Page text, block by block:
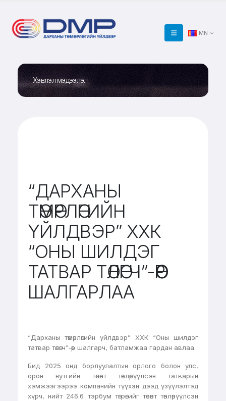
MN
Хэвлэл мэдээлэл
“ДАРХАНЫ
ТӨМӨРЛӨГИЙН
ҮЙЛДВЭР” ХХК
“ОНЫ ШИЛДЭГ
ТАТВАР ТӨЛӨГЧ”-ӨӨР
ШАЛГАРЛАА
“Дарханы төмөрлөгийн үйлдвэр” ХХК “Оны шилдэг
татвар төлөгч”-өөр шалгарч, батламжаа гардан авлаа.
Бид 2025 онд борлуулалтын орлого болон улс,
орон нутгийн төсөвт төвлөрүүлсэн татварын
хэмжээгээрээ компанийн түүхэн дээд үзүүлэлтэд
хүрч, нийт 246.6 тэрбум төгрөгийг төсөвт төвлөрүүлсэн